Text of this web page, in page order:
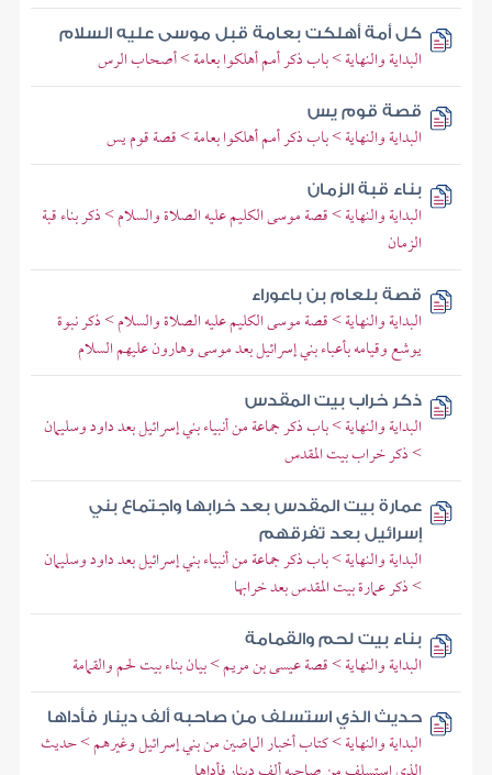
كل أمة أهلكت بعامة قبل موسى عليه السلام
البداية والنهاية > باب ذكر أمم أهلكوا بعامة > أصحاب الرس
قصة قوم يس
البداية والنهاية > باب ذكر أمم أهلكوا بعامة > قصة قوم يس
بناء قبة الزمان
البداية والنهاية > قصة موسى الكليم عليه الصلاة والسلام > ذكر بناء قبة
الزمان
قصة بلعام بن باعوراء
البداية والنهاية > قصة موسى الكليم عليه الصلاة والسلام > ذكر نبوة
يوشع وقيامه بأعباء بني إسرائيل بعد موسى وهارون عليهم السلام
ذكر خراب بيت المقدس
البداية والنهاية > باب ذكر جماعة من أنبياء بني إسرائيل بعد داود وسليمان
> ذكر خراب بيت المقدس
عمارة بيت المقدس بعد خرابها واجتماع بني
إسرائيل بعد تفرقهم
البداية والنهاية > باب ذكر جماعة من أنبياء بني إسرائيل بعد داود وسليمان
> ذكر عمارة بيت المقدس بعد خرابها
بناء بيت لحم والقمامة
البداية والنهاية > قصة عيسى بن مريم > بيان بناء بيت لحم والقمامة
حديث الذي استسلف من صاحبه ألف دينار فأداها
البداية والنهاية > كتاب أخبار الماضين من بني إسرائيل وغيرهم > حديث